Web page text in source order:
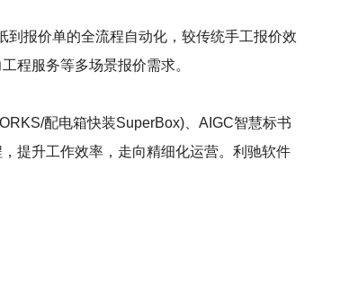
报价单的全流程自动化，较传统手工报价效
程服务等多场景报价需求。
配电箱快装SuperBox)、AIGC智慧标书
提升工作效率，走向精细化运营。利驰软件